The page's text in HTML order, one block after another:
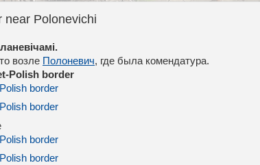
near Polonevichi
возле Полоневич, где была комендатура.
Polish border